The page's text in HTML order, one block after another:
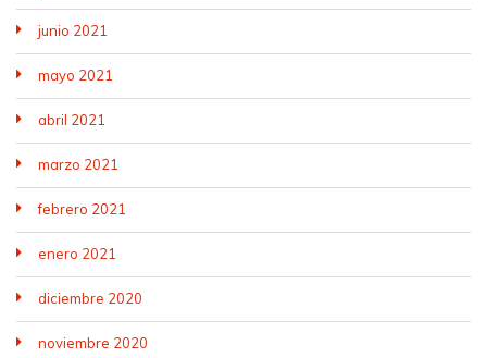
junio 2021
mayo 2021
abril 2021
marzo 2021
febrero 2021
enero 2021
diciembre 2020
noviembre 2020